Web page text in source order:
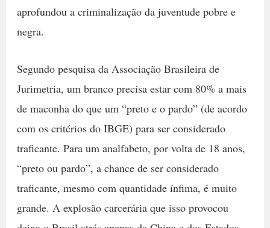
aprofundou a criminalização da juventude pobre e
negra.
Segundo pesquisa da Associação Brasileira de
Jurimetria, um branco precisa estar com 80% a mais
de maconha do que um “preto e o pardo”(de acordo
com os critérios do IBGE) para ser considerado
traficante. Para um analfabeto, por volta de 18 anos,
“preto ou pardo”, a chance de ser considerado
traficante, mesmo com quantidade ínfima, é muito
grande. A explosão carcerária que isso provocou